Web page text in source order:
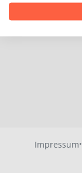
Impressum·